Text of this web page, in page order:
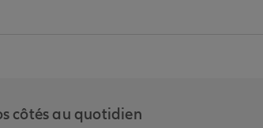
de Allianz
côtés au quotidien